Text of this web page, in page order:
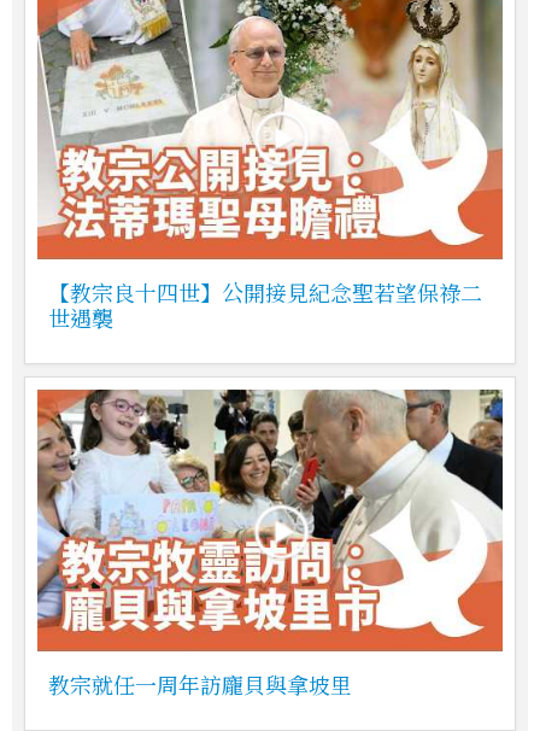
【教宗良十四世】公開接見紀念聖若望保祿二
世遇襲
教宗就任一周年訪龐貝與拿坡里